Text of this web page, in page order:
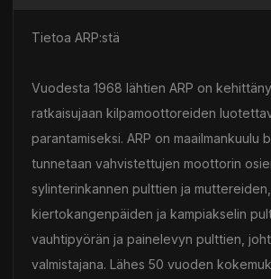
Tietoa ARP:stä
Vuodesta 1968 lähtien ARP on
ratkaisujaan kilpamoottoreiden
parantamiseksi. ARP on maailmankuulu
tunnetaan vahvistettujen moottorin
sylinterinkannen pulttien ja muttereiden,
kiertokangenpäiden ja kampiakselin
vauhtipyörän ja painelevyn pulttien,
valmistajana. Lähes 50 vuoden